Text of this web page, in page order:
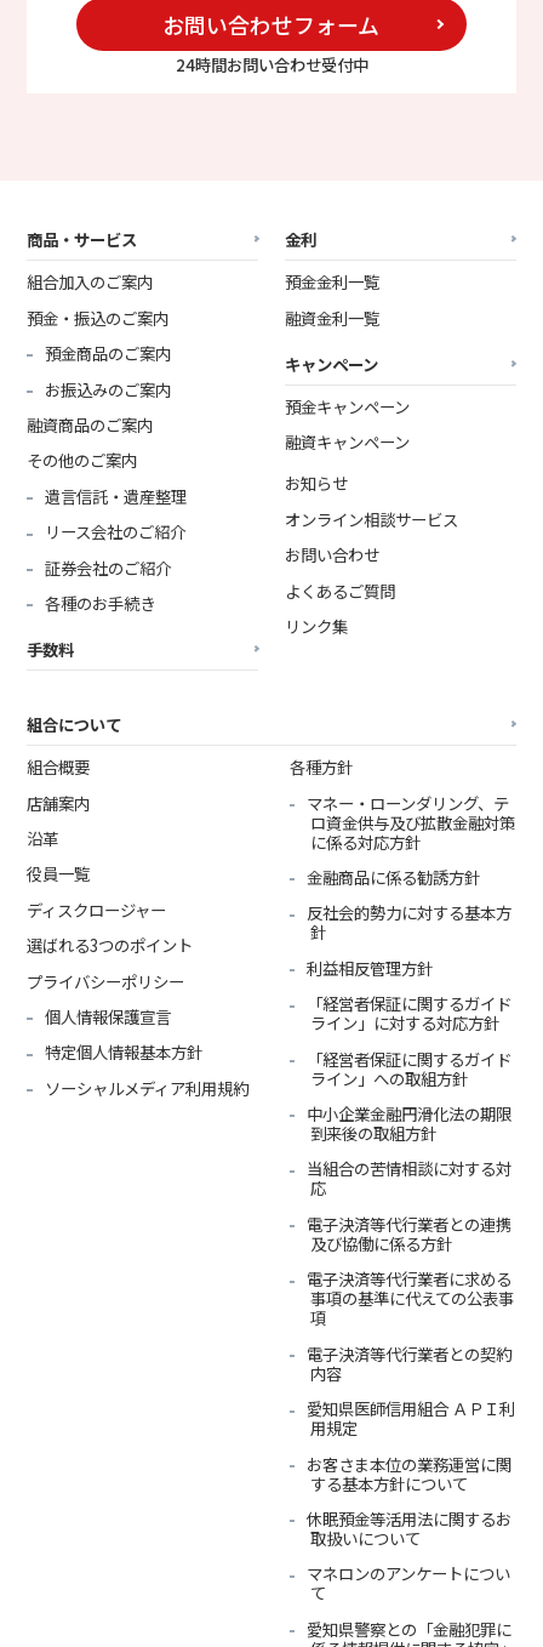
お問い合わせフォーム
24時間お問い合わせ受付中
商品・サービス
組合加入のご案内
預金・振込のご案内
預金商品のご案内
お振込みのご案内
融資商品のご案内
その他のご案内
遺言信託・遺産整理
リース会社のご紹介
証券会社のご紹介
各種のお手続き
手数料
金利
預金金利一覧
融資金利一覧
キャンペーン
預金キャンペーン
融資キャンペーン
お知らせ
オンライン相談サービス
お問い合わせ
よくあるご質問
リンク集
組合について
組合概要
店舗案内
沿革
役員一覧
ディスクロージャー
選ばれる3つのポイント
プライバシーポリシー
個人情報保護宣言
特定個人情報基本方針
ソーシャルメディア利用規約
各種方針
マネー・ローンダリング、テ
ロ資金供与及び拡散金融対策
に係る対応方針
金融商品に係る勧誘方針
反社会的勢力に対する基本方
針
利益相反管理方針
「経営者保証に関するガイド
ライン」に対する対応方針
「経営者保証に関するガイド
ライン」への取組方針
中小企業金融円滑化法の期限
到来後の取組方針
当組合の苦情相談に対する対
応
電子決済等代行業者との連携
及び協働に係る方針
電子決済等代行業者に求める
事項の基準に代えての公表事
項
電子決済等代行業者との契約
内容
愛知県医師信用組合 ＡＰＩ利
用規定
お客さま本位の業務運営に関
する基本方針について
休眠預金等活用法に関するお
取扱いについて
マネロンのアンケートについ
て
愛知県警察との「金融犯罪に